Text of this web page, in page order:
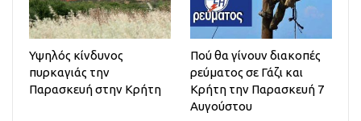
Υψηλός κίνδυνος
πυρκαγιάς την
Παρασκευή στην Κρήτη
Πού θα γίνουν διακοπές
ρεύματος σε Γάζι και
Κρήτη την Παρασκευή 7
Αυγούστου